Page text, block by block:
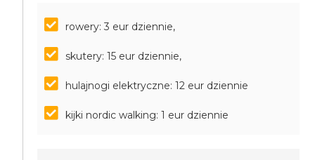
rowery: 3 eur dziennie,
skutery: 15 eur dziennie,
hulajnogi elektryczne: 12 eur dziennie
kijki nordic walking: 1 eur dziennie